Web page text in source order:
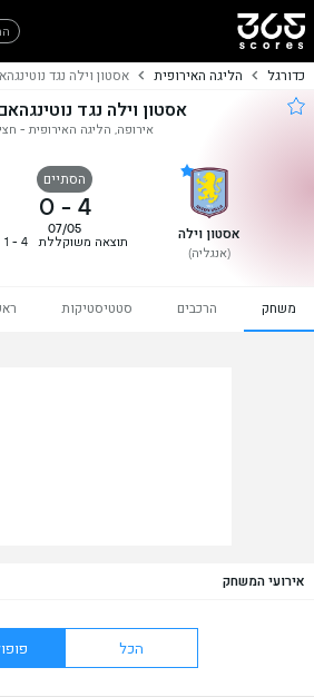
כדורגל הליגה האירופית אסטון וילה נגד
אסטון וילה נגד
אירופה, הליגה האירופית -
אסטון וילה
(אנגליה)
הסתיים
4
-
0
07/05
תוצאה משוקללת
4 - 1
משחק הרכבים סטטיסטיקות
אירועי המשחק
הכל